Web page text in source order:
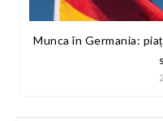
Munca în Germania: